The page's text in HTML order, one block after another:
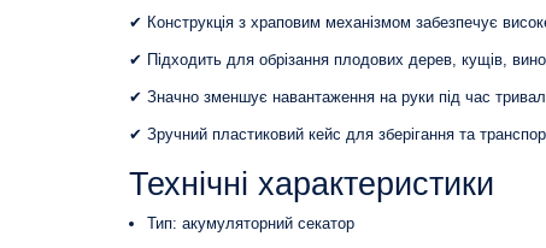
✔ Конструкція з храповим механізмом забезпечує
✔ Підходить для обрізання плодових дерев, кущів,
✔ Значно зменшує навантаження на руки під час
✔ Зручний пластиковий кейс для зберігання та
Технічні характеристики
Тип: акумуляторний секатор